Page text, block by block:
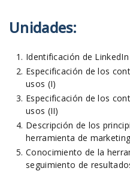
Unidades:
Identificación de
Especificación de los
usos (I)
Especificación de los
usos (II)
Descripción de los
herramienta de marketing
Conocimiento de la
seguimiento de